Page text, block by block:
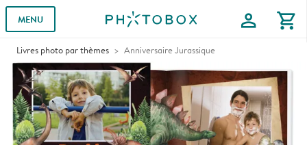
MENU profile shopping_cart
Livres photo par thèmes Anniversaire Jurassique